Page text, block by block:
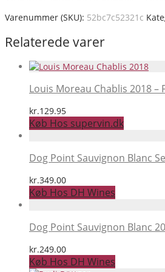
Varenummer (SKU): 52bc7c52321c
Relaterede varer
Louis Moreau Chablis 2018 –
kr.129.95
Køb Hos supervin.dk
Dog Point Sauvignon Blanc
kr.349.00
Køb Hos DH Wines
Dog Point Sauvignon Blanc
kr.249.00
Køb Hos DH Wines